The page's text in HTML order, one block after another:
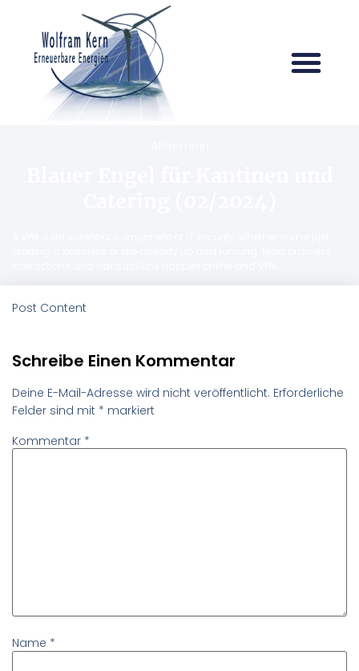
Post Content
Schreibe Einen Kommentar
Deine E-Mail-Adresse wird nicht veröffentlicht. Erforderliche
Felder sind mit * markiert
Kommentar *
Name *